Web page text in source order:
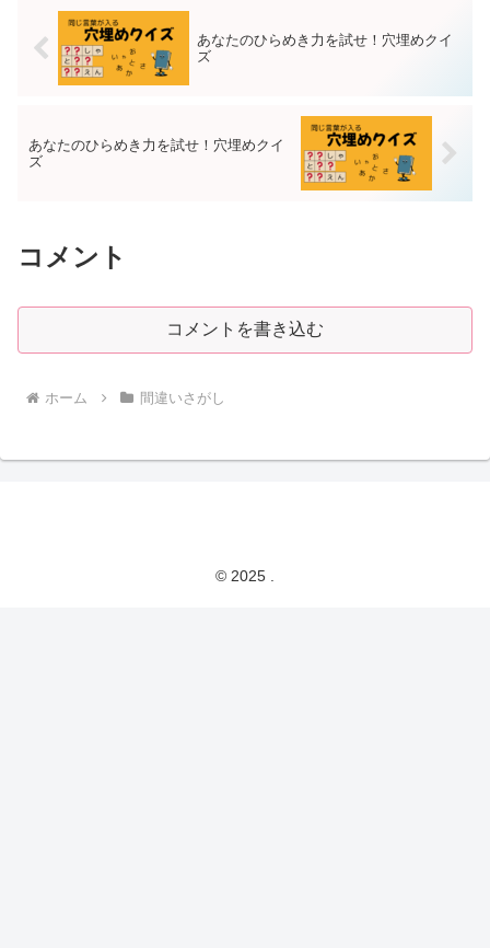
あなたのひらめき力を試せ！穴埋めクイ
ズ
あなたのひらめき力を試せ！穴埋めクイ
ズ
コメント
コメントを書き込む
ホーム 間違いさがし
© 2025 .